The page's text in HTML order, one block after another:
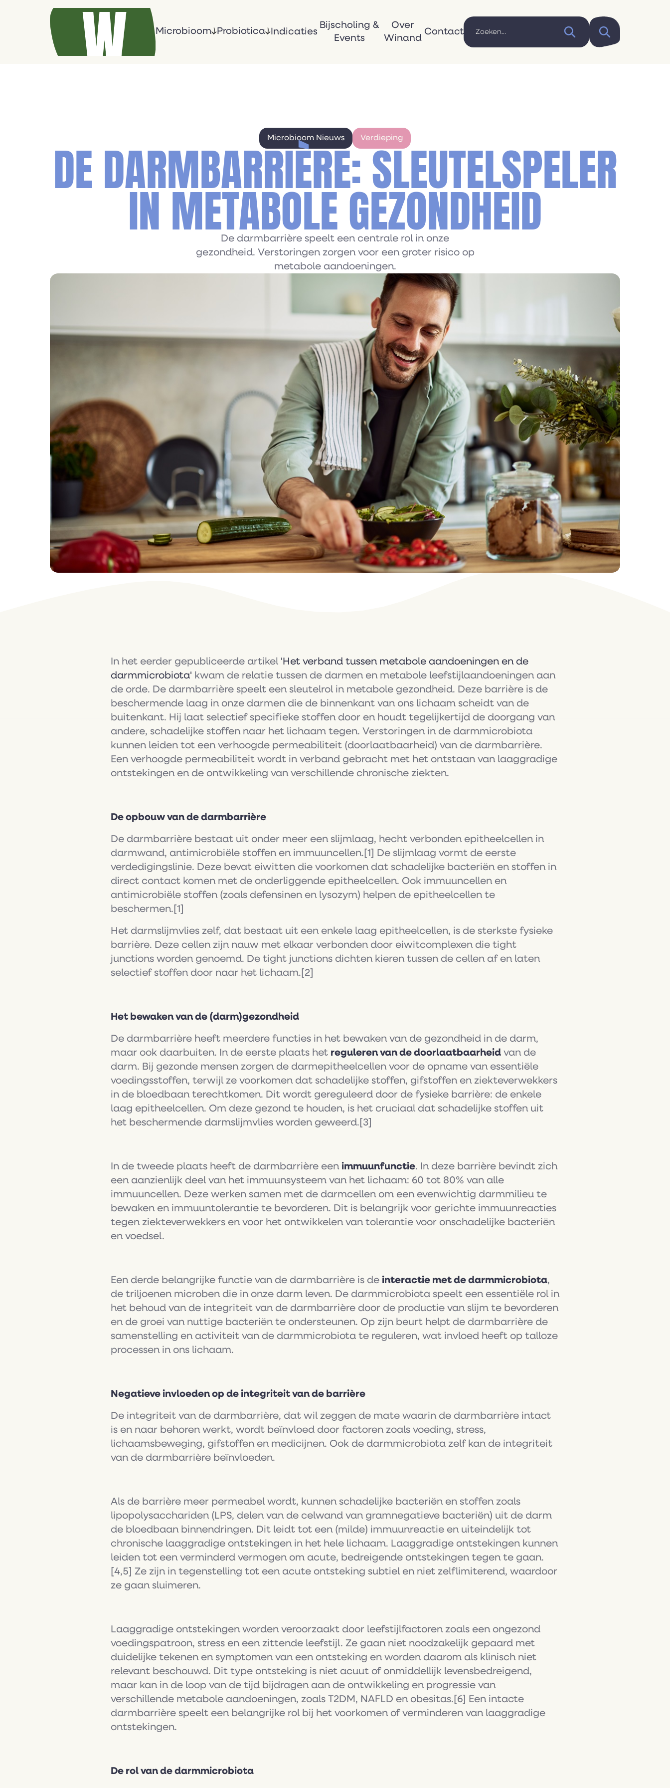
Microbioom Probiotica Indicaties
Bijscholing &
Events
Over
Winand
Contact
Microbioom Nieuws Verdieping
DE DARMBARRIÈRE: SLEUTELSPELER
IN METABOLE GEZONDHEID
De darmbarrière speelt een centrale rol in onze
gezondheid. Verstoringen zorgen voor een groter risico op
metabole aandoeningen.
In het eerder gepubliceerde artikel 'Het verband tussen metabole aandoeningen en de
darmmicrobiota' kwam de relatie tussen de darmen en metabole leefstijlaandoeningen aan
de orde. De darmbarrière speelt een sleutelrol in metabole gezondheid. Deze barrière is de
beschermende laag in onze darmen die de binnenkant van ons lichaam scheidt van de
buitenkant. Hij laat selectief specifieke stoffen door en houdt tegelijkertijd de doorgang van
andere, schadelijke stoffen naar het lichaam tegen. Verstoringen in de darmmicrobiota
kunnen leiden tot een verhoogde permeabiliteit (doorlaatbaarheid) van de darmbarrière.
Een verhoogde permeabiliteit wordt in verband gebracht met het ontstaan van laaggradige
ontstekingen en de ontwikkeling van verschillende chronische ziekten.
De opbouw van de darmbarrière
De darmbarrière bestaat uit onder meer een slijmlaag, hecht verbonden epitheelcellen in
darmwand, antimicrobiële stoffen en immuuncellen.[1] De slijmlaag vormt de eerste
verdedigingslinie. Deze bevat eiwitten die voorkomen dat schadelijke bacteriën en stoffen in
direct contact komen met de onderliggende epitheelcellen. Ook immuuncellen en
antimicrobiële stoffen (zoals defensinen en lysozym) helpen de epitheelcellen te
beschermen.[1]
Het darmslijmvlies zelf, dat bestaat uit een enkele laag epitheelcellen, is de sterkste fysieke
barrière. Deze cellen zijn nauw met elkaar verbonden door eiwitcomplexen die tight
junctions worden genoemd. De tight junctions dichten kieren tussen de cellen af en laten
selectief stoffen door naar het lichaam.[2]
Het bewaken van de (darm)gezondheid
De darmbarrière heeft meerdere functies in het bewaken van de gezondheid in de darm,
maar ook daarbuiten. In de eerste plaats het reguleren van de doorlaatbaarheid van de
darm. Bij gezonde mensen zorgen de darmepitheelcellen voor de opname van essentiële
voedingsstoffen, terwijl ze voorkomen dat schadelijke stoffen, gifstoffen en ziekteverwekkers
in de bloedbaan terechtkomen. Dit wordt gereguleerd door de fysieke barrière: de enkele
laag epitheelcellen. Om deze gezond te houden, is het cruciaal dat schadelijke stoffen uit
het beschermende darmslijmvlies worden geweerd.[3]
In de tweede plaats heeft de darmbarrière een immuunfunctie. In deze barrière bevindt zich
een aanzienlijk deel van het immuunsysteem van het lichaam: 60 tot 80% van alle
immuuncellen. Deze werken samen met de darmcellen om een evenwichtig darmmilieu te
bewaken en immuuntolerantie te bevorderen. Dit is belangrijk voor gerichte immuunreacties
tegen ziekteverwekkers en voor het ontwikkelen van tolerantie voor onschadelijke bacteriën
en voedsel.
Een derde belangrijke functie van de darmbarrière is de interactie met de darmmicrobiota,
de triljoenen microben die in onze darm leven. De darmmicrobiota speelt een essentiële rol in
het behoud van de integriteit van de darmbarrière door de productie van slijm te bevorderen
en de groei van nuttige bacteriën te ondersteunen. Op zijn beurt helpt de darmbarrière de
samenstelling en activiteit van de darmmicrobiota te reguleren, wat invloed heeft op talloze
processen in ons lichaam.
Negatieve invloeden op de integriteit van de barrière
De integriteit van de darmbarrière, dat wil zeggen de mate waarin de darmbarrière intact
is en naar behoren werkt, wordt beïnvloed door factoren zoals voeding, stress,
lichaamsbeweging, gifstoffen en medicijnen. Ook de darmmicrobiota zelf kan de integriteit
van de darmbarrière beïnvloeden.
Als de barrière meer permeabel wordt, kunnen schadelijke bacteriën en stoffen zoals
lipopolysacchariden (LPS, delen van de celwand van gramnegatieve bacteriën) uit de darm
de bloedbaan binnendringen. Dit leidt tot een (milde) immuunreactie en uiteindelijk tot
chronische laaggradige ontstekingen in het hele lichaam. Laaggradige ontstekingen kunnen
leiden tot een verminderd vermogen om acute, bedreigende ontstekingen tegen te gaan.
[4,5] Ze zijn in tegenstelling tot een acute ontsteking subtiel en niet zelflimiterend, waardoor
ze gaan sluimeren.
Laaggradige ontstekingen worden veroorzaakt door leefstijlfactoren zoals een ongezond
voedingspatroon, stress en een zittende leefstijl. Ze gaan niet noodzakelijk gepaard met
duidelijke tekenen en symptomen van een ontsteking en worden daarom als klinisch niet
relevant beschouwd. Dit type ontsteking is niet acuut of onmiddellijk levensbedreigend,
maar kan in de loop van de tijd bijdragen aan de ontwikkeling en progressie van
verschillende metabole aandoeningen, zoals T2DM, NAFLD en obesitas.[6] Een intacte
darmbarrière speelt een belangrijke rol bij het voorkomen of verminderen van laaggradige
ontstekingen.
De rol van de darmmicrobiota